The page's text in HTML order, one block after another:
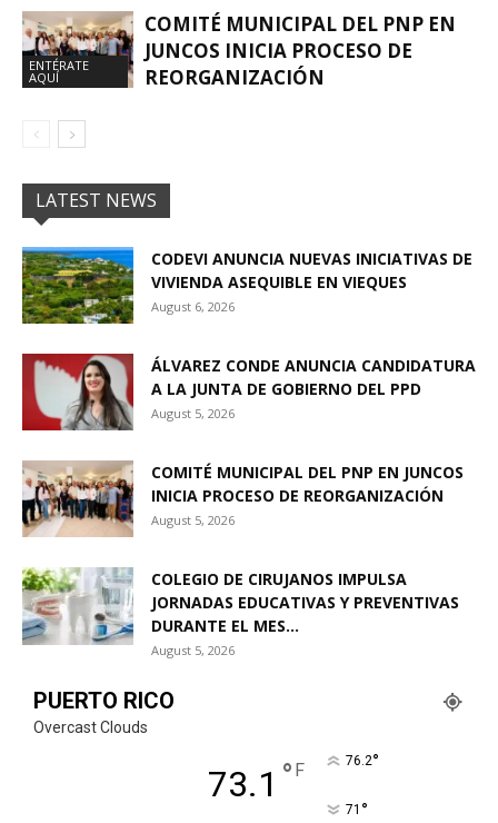
ENTÉRATE
AQUÍ
COMITÉ MUNICIPAL DEL PNP EN
JUNCOS INICIA PROCESO DE
REORGANIZACIÓN
LATEST NEWS
CODEVI ANUNCIA NUEVAS INICIATIVAS DE
VIVIENDA ASEQUIBLE EN VIEQUES
August 6, 2026
ÁLVAREZ CONDE ANUNCIA CANDIDATURA
A LA JUNTA DE GOBIERNO DEL PPD
August 5, 2026
COMITÉ MUNICIPAL DEL PNP EN JUNCOS
INICIA PROCESO DE REORGANIZACIÓN
August 5, 2026
COLEGIO DE CIRUJANOS IMPULSA
JORNADAS EDUCATIVAS Y PREVENTIVAS
DURANTE EL MES...
August 5, 2026
PUERTO RICO
Overcast Clouds
73.1 ° F 76.2°
71 °